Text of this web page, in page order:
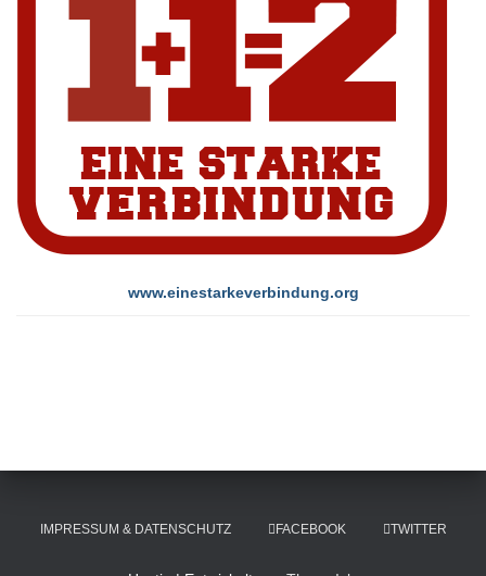
www.einestarkeverbindung.org
IMPRESSUM & DATENSCHUTZ FACEBOOK TWITTER